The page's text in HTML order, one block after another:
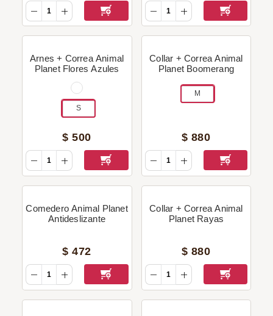
Arnes + Correa Animal
Planet Flores Azules
S
$ 500
Collar + Correa Animal
Planet Boomerang
M
$ 880
Comedero Animal Planet
Antideslizante
$ 472
Collar + Correa Animal
Planet Rayas
$ 880